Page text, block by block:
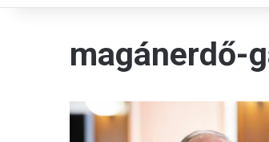
magánerdő-